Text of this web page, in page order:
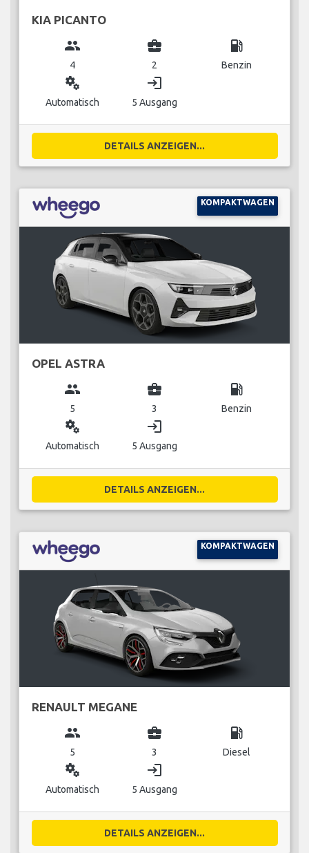
KIA PICANTO
group
4
business_center
2
local_gas_station
Benzin
miscellaneous_services
Automatisch
login
5 Ausgang
DETAILS ANZEIGEN...
KOMPAKTWAGEN
OPEL ASTRA
group
5
business_center
3
local_gas_station
Benzin
miscellaneous_services
Automatisch
login
5 Ausgang
DETAILS ANZEIGEN...
KOMPAKTWAGEN
RENAULT MEGANE
group
5
business_center
3
local_gas_station
Diesel
miscellaneous_services
Automatisch
login
5 Ausgang
DETAILS ANZEIGEN...